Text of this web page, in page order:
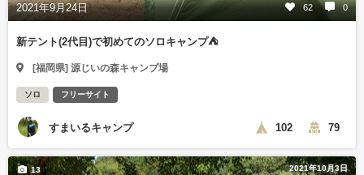
2021年9月24日 62 0
新テント(2代目)で初めてのソロキャンプ⛺
[福岡県] 源じいの森キャンプ場
ソロ フリーサイト
すまいるキャンプ 102 79
2021年10月3日
13